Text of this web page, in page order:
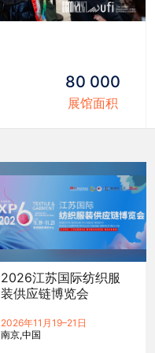
80 000
展馆面积
2026江苏国际纺织服
装供应链博览会
2026年11月19–21日
南京 中国